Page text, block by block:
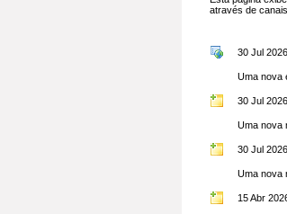
através de
30 Jul
Uma nova
30 Jul
Uma nova
30 Jul
Uma nova
15 Abr